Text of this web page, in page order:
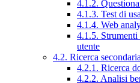
4.1.2.
4.1.3. Test di
4.1.4. Web
4.1.5. Strumenti
utente
4.2. Ricerca secondaria
4.2.1. Ricerca
4.2.2. Analisi